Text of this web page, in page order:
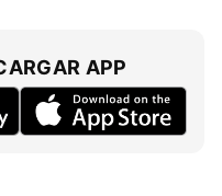
APP